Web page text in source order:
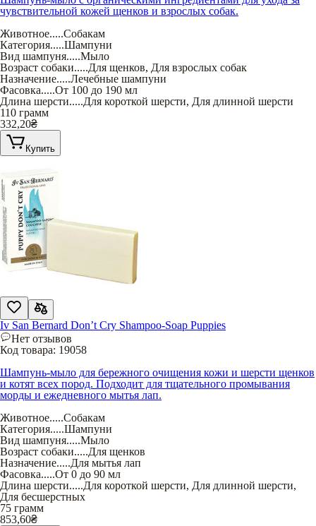
чувствительной кожей щенков и взрослых собак.
Животное.....Собакам
Категория.....Шампуни
Вид шампуня.....Мыло
Возраст собаки.....Для щенков, Для взрослых собак
Назначение.....Лечебные шампуни
Фасовка.....От 100 до 190 мл
Длина шерсти.....Для короткой шерсти, Для длинной шерсти
110 грамм
332,20₴
Купить
Iv San Bernard Don’t Cry Shampoo-Soap Puppies
Нет отзывов
Код товара: 19058
Шампунь-мыло для бережного очищения кожи и шерсти щенков
и котят всех пород. Подходит для тщательного промывания
морды и ежедневного мытья лап.
Животное.....Собакам
Категория.....Шампуни
Вид шампуня.....Мыло
Возраст собаки.....Для щенков
Назначение.....Для мытья лап
Фасовка.....От 0 до 90 мл
Длина шерсти.....Для короткой шерсти, Для длинной шерсти,
Для бесшерстных
75 грамм
853,60₴